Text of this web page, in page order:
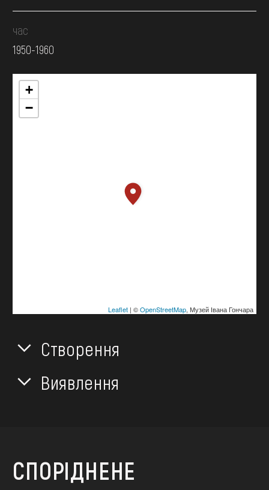
час
1950-1960
+
−
Leaflet| ©OpenStreetMap, Музей Івана Гончара
Створення
Виявлення
СПОРІДНЕНЕ